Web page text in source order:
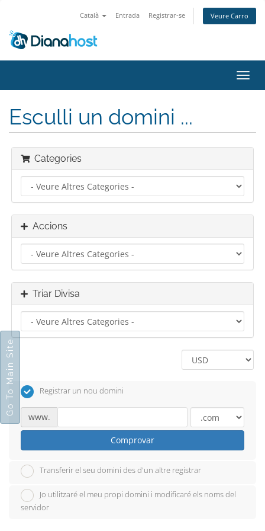
Català Entrada Registrar-se Veure Carro
la
Esculli un domini ...
Categories
Accions
Triar Divisa
Registrar un nou domini
www.
Comprovar
Transferir el seu domini des d'un altre registrar
Jo utilitzaré el meu propi domini i modificaré els noms del
servidor
Go To Main Site